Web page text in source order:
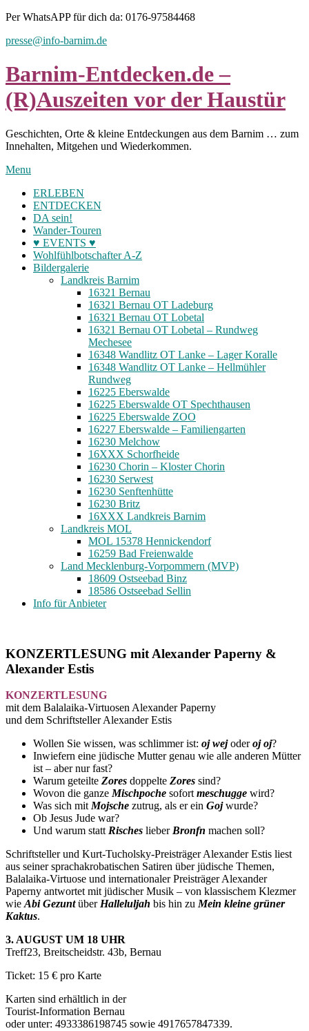
Skip
content
Per WhatsAPP für dich da: 0176-97584468
presse@info-barnim.de
Barnim-Entdecken.de –
(R)Auszeiten vor der Haustür
Geschichten, Orte & kleine Entdeckungen aus dem Barnim … zum
Innehalten, Mitgehen und Wiederkommen.
Menu
ERLEBEN
ENTDECKEN
DA sein!
Wander-Touren
♥ EVENTS ♥
Wohlfühlbotschafter A-Z
Bildergalerie
Landkreis Barnim
16321 Bernau
16321 Bernau OT Ladeburg
16321 Bernau OT Lobetal
16321 Bernau OT Lobetal – Rundweg
Mechesee
16348 Wandlitz OT Lanke – Lager Koralle
16348 Wandlitz OT Lanke – Hellmühler
Rundweg
16225 Eberswalde
16225 Eberswalde OT Spechthausen
16225 Eberswalde ZOO
16227 Eberswalde – Familiengarten
16230 Melchow
16XXX Schorfheide
16230 Chorin – Kloster Chorin
16230 Serwest
16230 Senftenhütte
16230 Britz
16XXX Landkreis Barnim
Landkreis MOL
MOL 15378 Hennickendorf
16259 Bad Freienwalde
Land Mecklenburg-Vorpommern (MVP)
18609 Ostseebad Binz
18586 Ostseebad Sellin
Info für Anbieter
KONZERTLESUNG mit Alexander Paperny &
Alexander Estis
KONZERTLESUNG
mit dem Balalaika-Virtuosen Alexander Paperny
und dem Schriftsteller Alexander Estis
Wollen Sie wissen, was schlimmer ist: oj wejoderoj oj?
Inwiefern eine jüdische Mutter genau wie alle anderen Mütter
ist – aber nur fast?
Warum geteilte Zores doppelte Zores sind?
Wovon die ganze Mischpoche sofort meschugge wird?
Was sich mit Mojsche zutrug, als er ein Gojwurde?
Ob Jesus Jude war?
Und warum statt Risches lieber Bronfn machen soll?
Schriftsteller und Kurt-Tucholsky-Preisträger Alexander Estis liest
aus seiner sprachakrobatischen Satiren über jüdische Themen,
Balalaika-Virtuose und internationaler Preisträger Alexander
Paperny antwortet mit jüdischer Musik – von klassischem Klezmer
wie Abi Gezuntüber Halleluljah bis hin zu Mein kleine grüner
Kaktus.
3. AUGUST UM 18 UHR
Treff23, Breitscheidstr. 43b, Bernau
Ticket: 15 € pro Karte
Karten sind erhältlich in der
Tourist-Information Bernau
oder unter: 4933386198745 sowie 4917657847339.